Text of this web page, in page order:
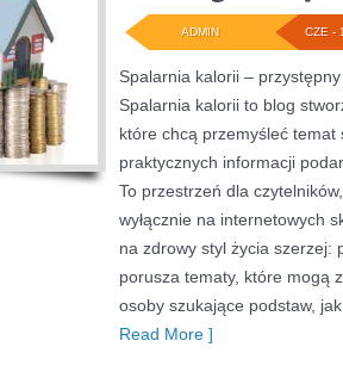
CZE -
ADMIN
Spalarnia kalorii –
Spalarnia kalorii to blog
które chcą przemyśleć temat
praktycznych informacji
To przestrzeń dla
wyłącznie na internetowych
na zdrowy styl życia szerzej:
porusza tematy, które mogą
osoby szukające podstaw,
Read More ]